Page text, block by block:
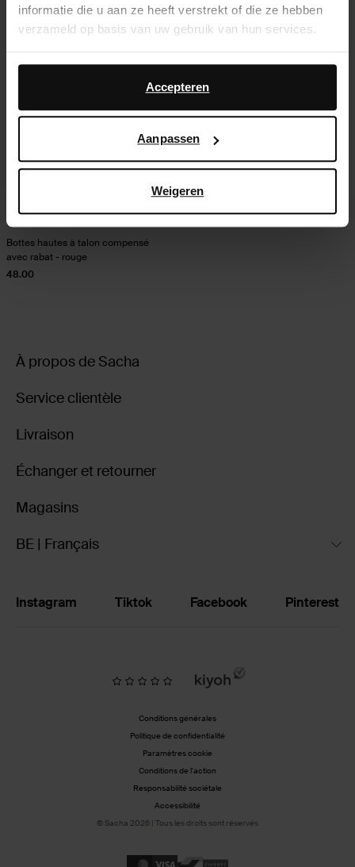
informatie die u aan ze heeft verstrekt of die ze hebben
verzameld op basis van uw gebruik van hun services.
Daarnaast werken wij samen met Google voor
advertentie- en meetdoeleinden. Meer informatie over
hoe Google uw persoonsgegevens gebruikt, vindt u op
Accepteren
Aanpassen
Weigeren
Bottes hautes à talon compensé
avec rabat - rouge
48.00
À propos de Sacha
Service clientèle
Livraison
Échanger et retourner
Magasins
BE | Français
Instagram Tiktok Facebook Pinterest
Conditions générales
Politique de confidentialité
Paramètres cookie
Conditions de l'action
Responsabilité sociétale
Accessibilité
© Sacha 2026 | Tous les droits sont réservés